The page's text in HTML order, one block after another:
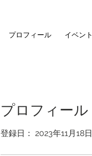
プロフィール イベント
プロフィール
登録日： 2023年11月18日